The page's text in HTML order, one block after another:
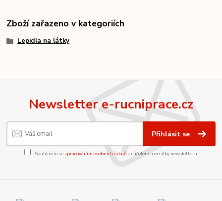
Zboží zařazeno v kategoriích
Lepidla na látky
Newsletter e-rucniprace.cz
Přihlásit se
Souhlasím se zpracováním osobních údajůza účelem rozesílky newsletteru.